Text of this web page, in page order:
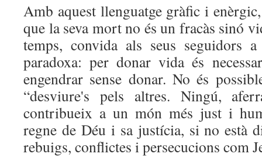
Amb aquest llenguatge gràfic i
que la seva mort no és un fracàs sinó
temps, convida als seus seguidors
paradoxa: per donar vida és
engendrar sense donar. No és
“desviure's pels altres. Ningú,
contribueix a un món més just i
regne de Déu i sa justícia, si no està
rebuigs, conflictes i persecucions com